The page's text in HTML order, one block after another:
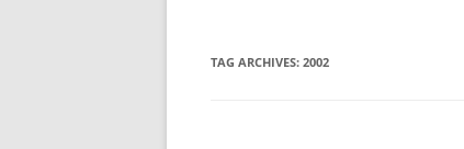
TAG ARCHIVES: 2002